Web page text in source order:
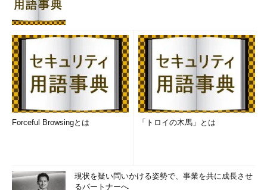
Forceful Browsingとは 「トロイの木馬」とは
現状を疑い問いかける姿勢で、事業を共に成長させ
るパートナーへ